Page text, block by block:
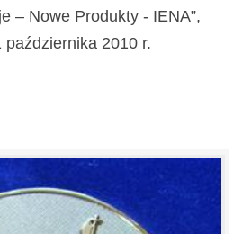
– Nowe Produkty - IENA”,
2010 r.